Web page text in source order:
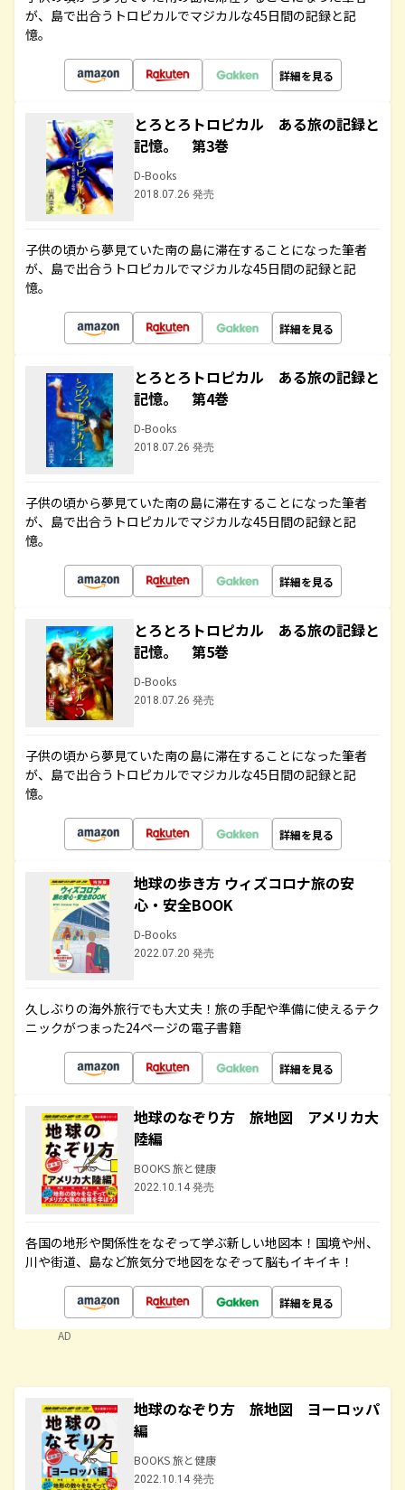
が、島で出合うトロピカルでマジカルな45日間の記録と記
憶。
詳細を見る
とろとろトロピカル ある旅の記録と
記憶。 第3巻
D-Books
2018.07.26 発売
子供の頃から夢見ていた南の島に滞在することになった筆者
が、島で出合うトロピカルでマジカルな45日間の記録と記
憶。
詳細を見る
とろとろトロピカル ある旅の記録と
記憶。 第4巻
D-Books
2018.07.26 発売
子供の頃から夢見ていた南の島に滞在することになった筆者
が、島で出合うトロピカルでマジカルな45日間の記録と記
憶。
詳細を見る
とろとろトロピカル ある旅の記録と
記憶。 第5巻
D-Books
2018.07.26 発売
子供の頃から夢見ていた南の島に滞在することになった筆者
が、島で出合うトロピカルでマジカルな45日間の記録と記
憶。
詳細を見る
地球の歩き方 ウィズコロナ旅の安
心・安全BOOK
D-Books
2022.07.20 発売
久しぶりの海外旅行でも大丈夫！旅の手配や準備に使えるテク
ニックがつまった24ページの電子書籍
詳細を見る
地球のなぞり方 旅地図 アメリカ大
陸編
BOOKS 旅と健康
2022.10.14 発売
各国の地形や関係性をなぞって学ぶ新しい地図本！国境や州、
川や街道、島など旅気分で地図をなぞって脳もイキイキ！
詳細を見る
AD
地球のなぞり方 旅地図 ヨーロッパ
編
BOOKS 旅と健康
2022.10.14 発売